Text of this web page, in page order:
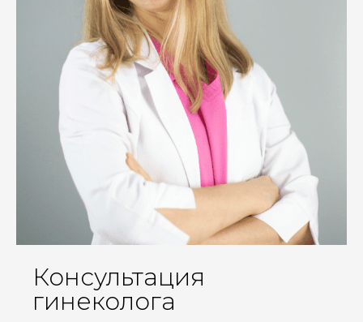
Консультация
гинеколога